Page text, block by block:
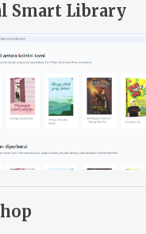
Smart Library